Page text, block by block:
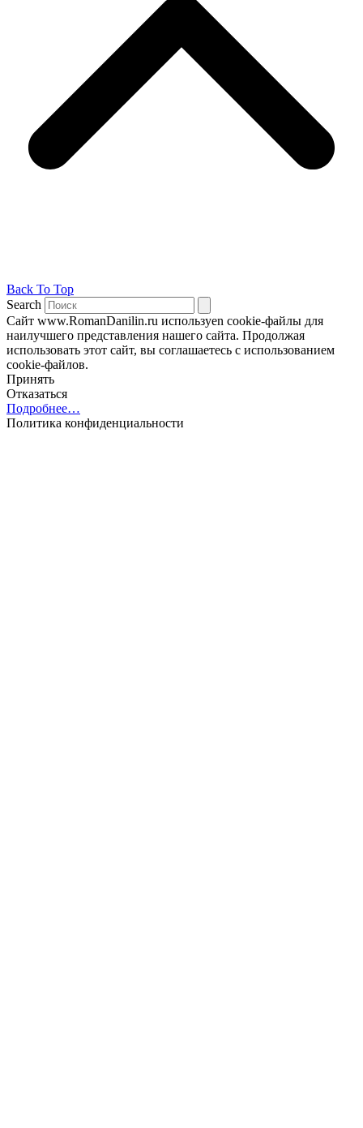
Back To Top
Search
Сайт www.RomanDanilin.ru используеn cookie-файлы для
наилучшего представления нашего сайта. Продолжая
использовать этот сайт, вы соглашаетесь с использованием
cookie-файлов.
Принять
Отказаться
Подробнее…
Политика конфиденциальности